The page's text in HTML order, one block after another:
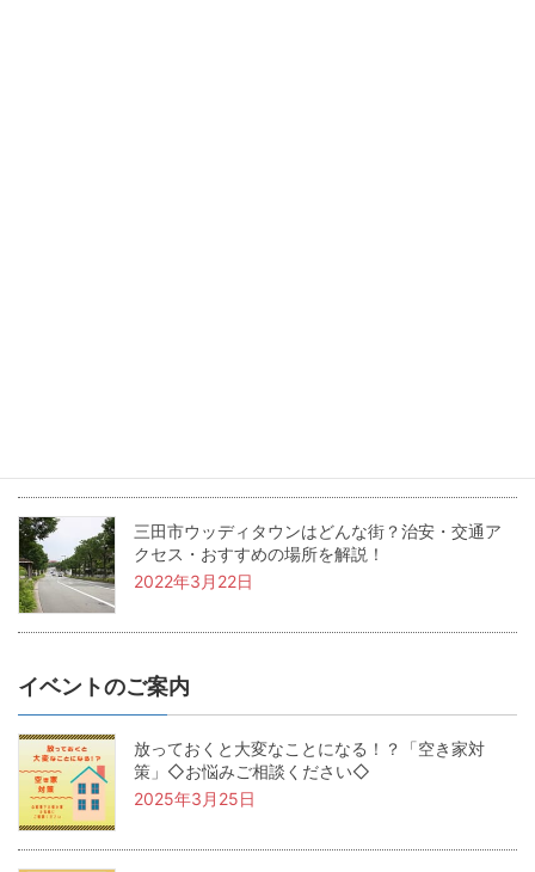
三田市ウッディタウンはどんな街？治安・交通ア
クセス・おすすめの場所を解説！
2022年3月22日
イベントのご案内
放っておくと大変なことになる！？「空き家対
策」◇お悩みご相談ください◇
2025年3月25日